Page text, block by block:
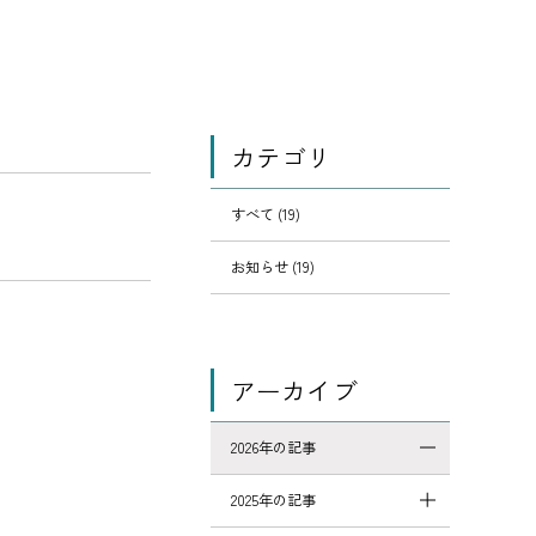
カテゴリ
すべて (19)
お知らせ (19)
アーカイブ
2026年の記事
2025年の記事